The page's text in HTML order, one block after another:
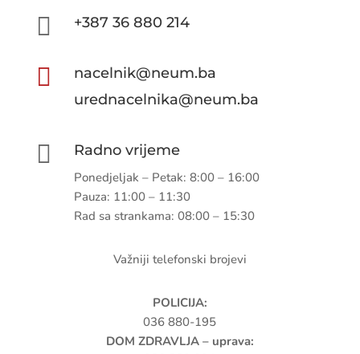
 +387 36 880 214

nacelnik@neum.ba
urednacelnika@neum.ba
 Radno vrijeme
Ponedjeljak – Petak: 8:00 – 16:00
Pauza: 11:00 – 11:30
Rad sa strankama: 08:00 – 15:30
Važniji telefonski brojevi
POLICIJA:
036 880-195
DOM ZDRAVLJA – uprava: